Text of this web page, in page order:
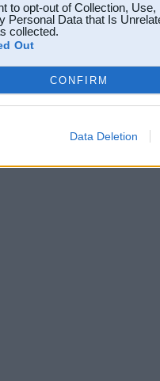
to opt-out of Collection,
Personal Data that Is
collected.
Out
CONFIRM
Data Deletion